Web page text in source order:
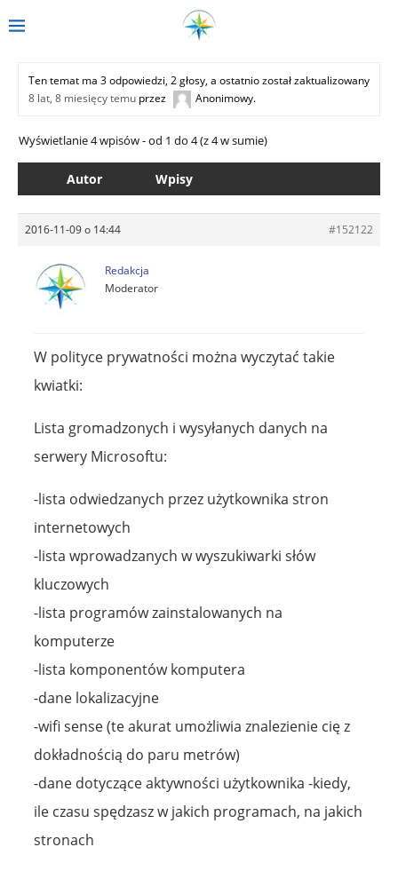
Ten temat ma 3 odpowiedzi, 2 głosy, a ostatnio został zaktualizowany
8 lat, 8 miesięcy temu przez Anonimowy.
Wyświetlanie 4 wpisów - od 1 do 4 (z 4 w sumie)
Autor Wpisy
2016-11-09 o 14:44 #152122
Redakcja
Moderator
W polityce prywatności można wyczytać takie
kwiatki:
Lista gromadzonych i wysyłanych danych na
serwery Microsoftu:
-lista odwiedzanych przez użytkownika stron
internetowych
-lista wprowadzanych w wyszukiwarki słów
kluczowych
-lista programów zainstalowanych na
komputerze
-lista komponentów komputera
-dane lokalizacyjne
-wifi sense (te akurat umożliwia znalezienie cię z
dokładnością do paru metrów)
-dane dotyczące aktywności użytkownika -kiedy,
ile czasu spędzasz w jakich programach, na jakich
stronach